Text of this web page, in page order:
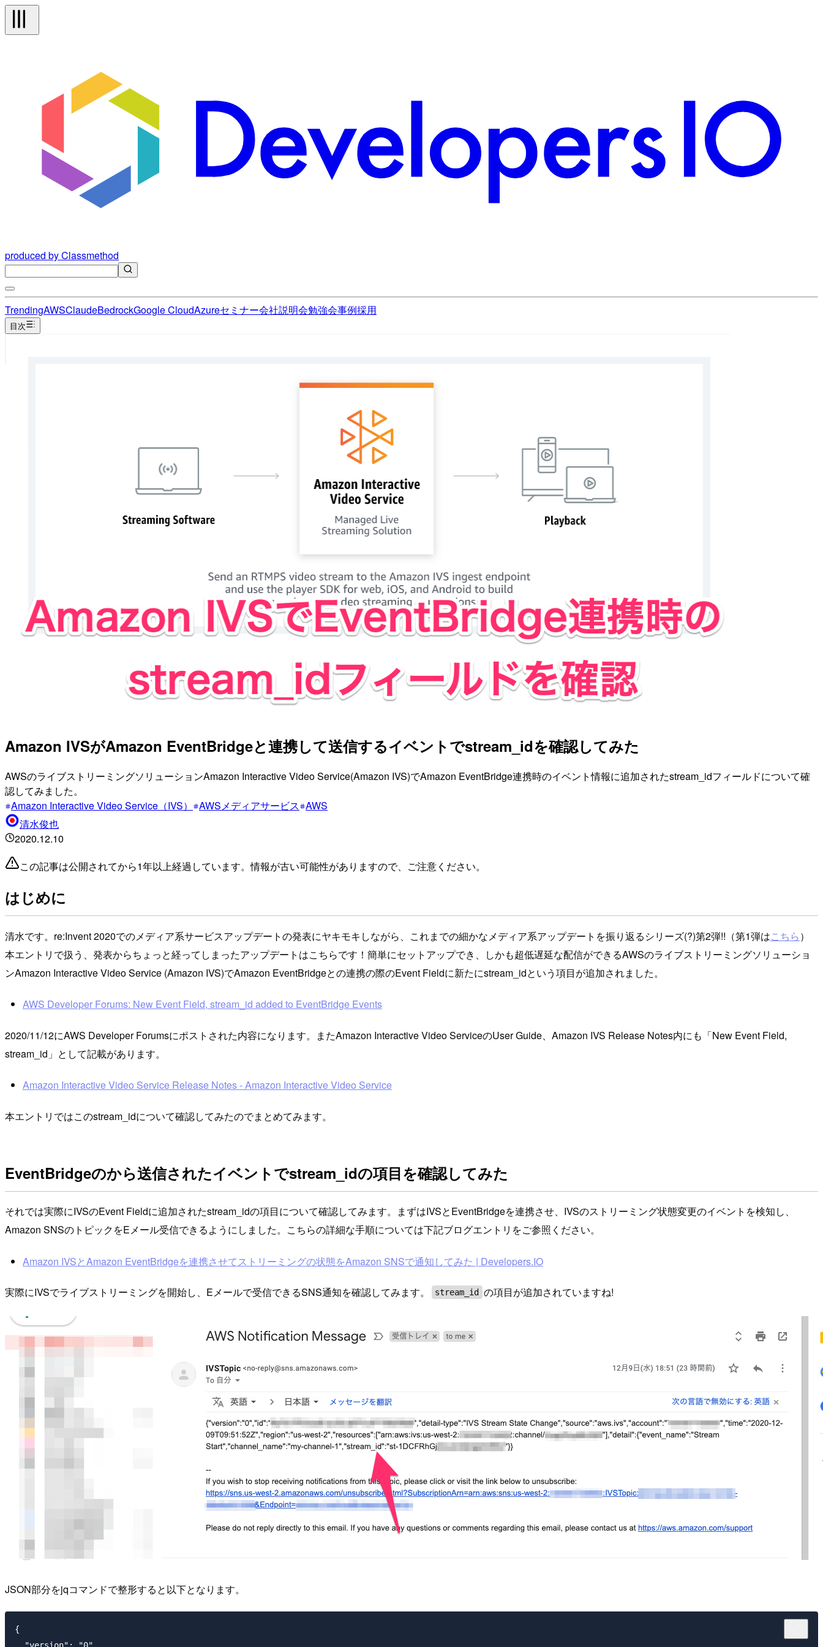
produced by Classmethod
TrendingAWSClaudeBedrockGoogle CloudAzureセミナー会社説明会勉強会事例採用
目次
Amazon IVSがAmazon EventBridgeと連携して送信するイベントでstream_idを確認してみた
AWSのライブストリーミングソリューションAmazon Interactive Video Service(Amazon IVS)でAmazon EventBridge連携時のイベント情報に追加されたstream_idフィールドについて確
認してみました。
Amazon Interactive Video Service（IVS）
AWSメディアサービス AWS
清水俊也
2020.12.10
この記事は公開されてから1年以上経過しています。情報が古い可能性がありますので、ご注意ください。
はじめに
清水です。re:Invent 2020でのメディア系サービスアップデートの発表にヤキモキしながら、これまでの細かなメディア系アップデートを振り返るシリーズ(?)第2弾!!（第1弾はこちら）
本エントリで扱う、発表からちょっと経ってしまったアップデートはこちらです！簡単にセットアップでき、しかも超低遅延な配信ができるAWSのライブストリーミングソリューショ
ンAmazon Interactive Video Service (Amazon IVS)でAmazon EventBridgeとの連携の際のEvent Fieldに新たにstream_idという項目が追加されました。
AWS Developer Forums: New Event Field, stream_id added to EventBridge Events
2020/11/12にAWS Developer Forumsにポストされた内容になります。またAmazon Interactive Video ServiceのUser Guide、Amazon IVS Release Notes内にも「New Event Field,
stream_id」として記載があります。
Amazon Interactive Video Service Release Notes - Amazon Interactive Video Service
本エントリではこのstream_idについて確認してみたのでまとめてみます。
EventBridgeのから送信されたイベントでstream_idの項目を確認してみた
それでは実際にIVSのEvent Fieldに追加されたstream_idの項目について確認してみます。まずはIVSとEventBridgeを連携させ、IVSのストリーミング状態変更のイベントを検知し、
Amazon SNSのトピックをEメール受信できるようにしました。こちらの詳細な手順については下記ブログエントリをご参照ください。
Amazon IVSとAmazon EventBridgeを連携させてストリーミングの状態をAmazon SNSで通知してみた | Developers.IO
実際にIVSでライブストリーミングを開始し、Eメールで受信できるSNS通知を確認してみます。 stream_id の項目が追加されていますね!
JSON部分をjqコマンドで整形すると以下となります。
{